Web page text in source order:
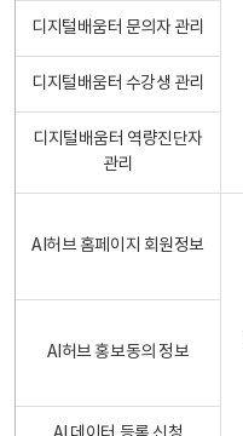
디지털배움터 문의자 관리
디지털배움터 수강생 관리
디지털배움터 역량진단자
관리
AI허브 홈페이지 회원정보
AI허브 홍보동의 정보